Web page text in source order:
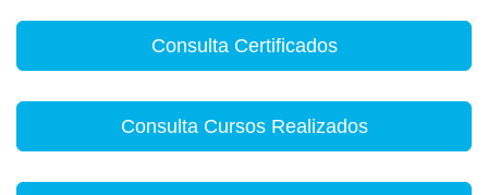
Consulta Certificados
Consulta Cursos Realizados